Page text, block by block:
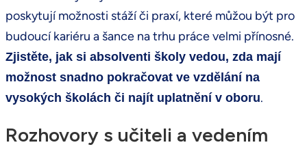
poskytují možnosti stáží či praxí, které můžou být pro
budoucí kariéru a šance na trhu práce velmi přínosné.
Zjistěte, jak si absolventi školy vedou, zda mají
možnost snadno pokračovat ve vzdělání na
vysokých školách či najít uplatnění v oboru.
Rozhovory s učiteli a vedením